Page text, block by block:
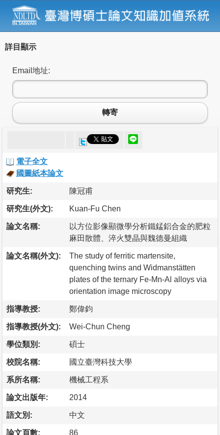
詳目顯示
Email地址:
轉寄
電子全文
國圖紙本論文
研究生: 陳冠甫
研究生(外文): Kuan-Fu Chen
論文名稱:
以方位影像顯微學分析鐵錳鋁合金的肥粒
麻田散體、淬火雙晶與魏德曼組織
論文名稱(外文):
The study of ferritic martensite,
quenching twins and Widmanstätten
plates of the ternary Fe-Mn-Al alloys via
orientation image microscopy
指導教授: 鄭偉鈞
指導教授(外文): Wei-Chun Cheng
學位類別: 碩士
校院名稱: 國立臺灣科技大學
系所名稱: 機械工程系
論文出版年: 2014
語文別: 中文
論文頁數: 86